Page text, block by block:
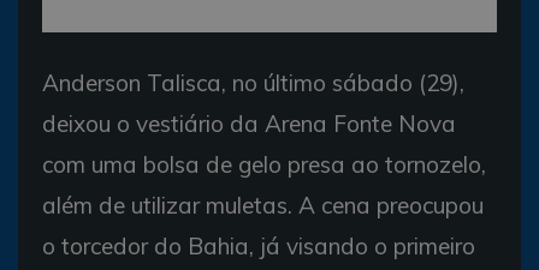
Anderson Talisca, no último sábado (29),
deixou o vestiário da Arena Fonte Nova
com uma bolsa de gelo presa ao tornozelo,
além de utilizar muletas. A cena preocupou
o torcedor do Bahia, já visando o primeiro